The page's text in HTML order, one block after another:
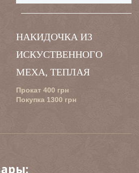
НАКИДОЧКА ИЗ
ИСКУСТВЕННОГО
МЕХА, ТЕПЛАЯ
Прокат 400 грн
Покупка 1300 грн